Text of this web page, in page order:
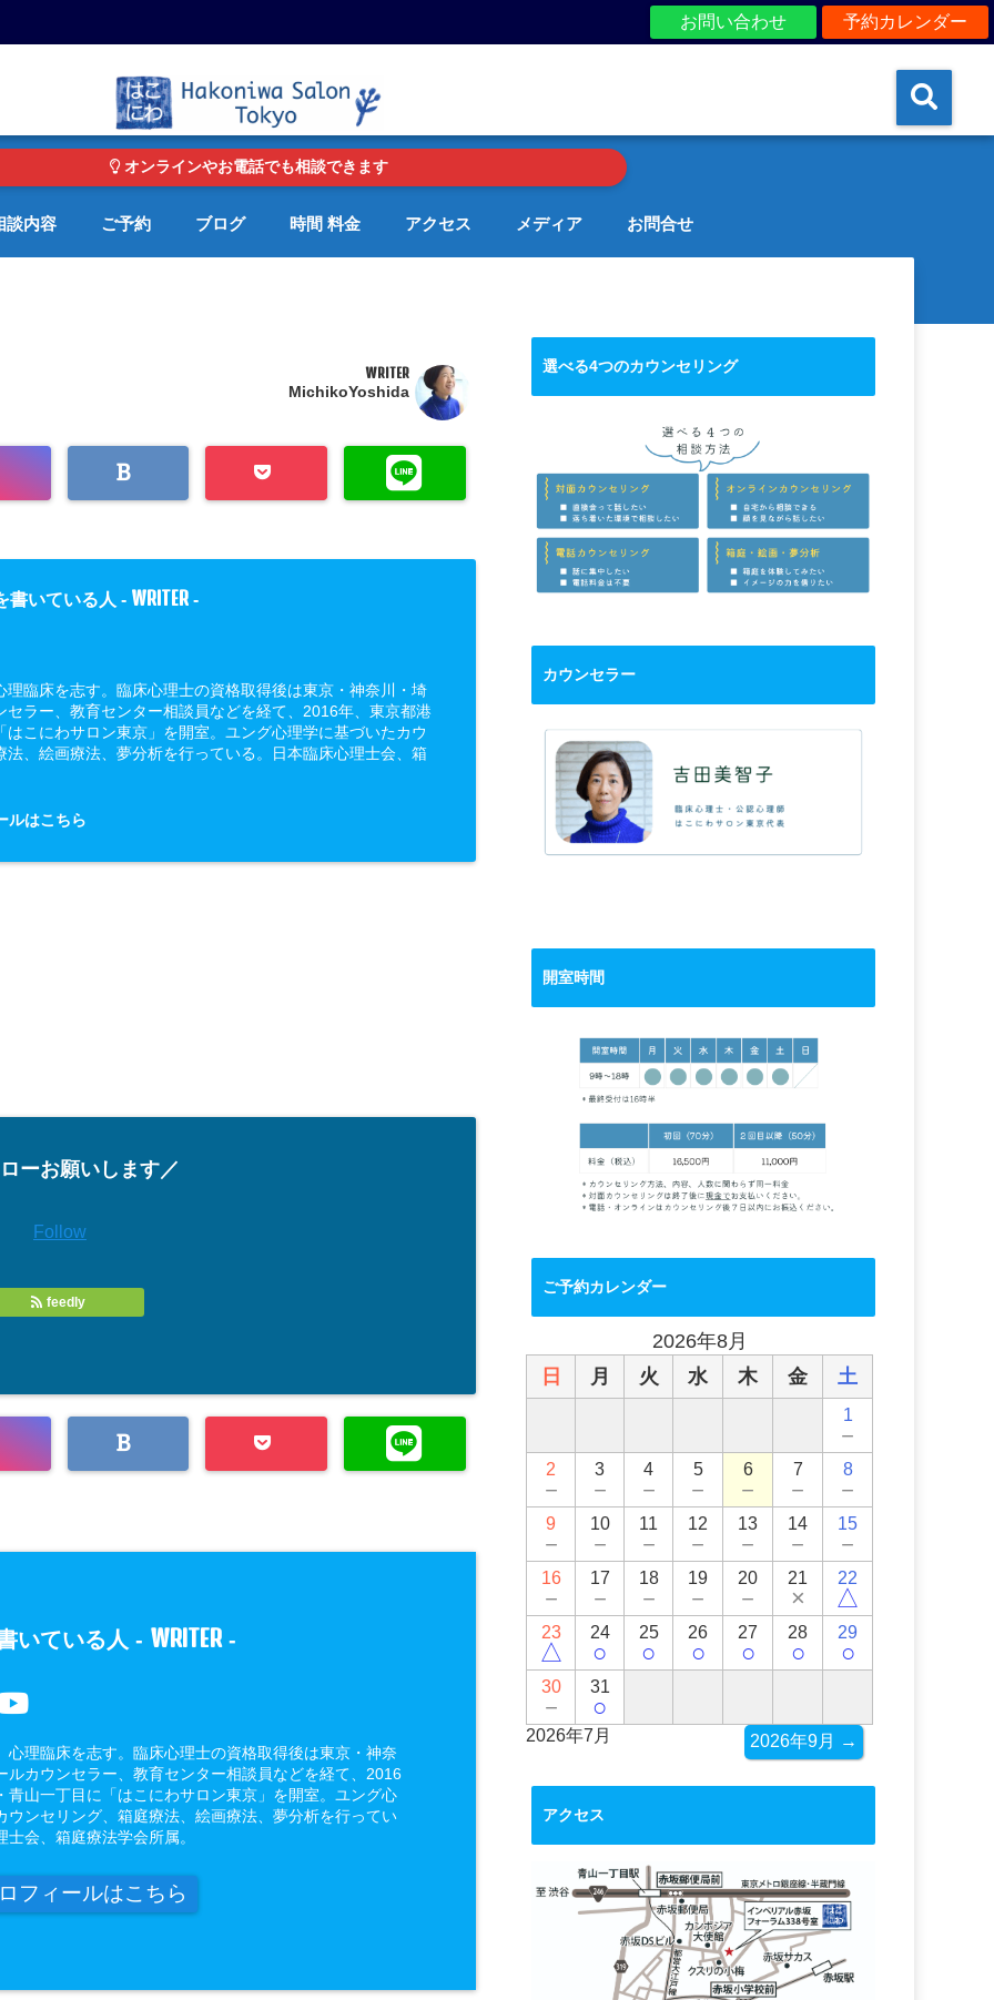
予約カレンダー
お問い合わせ
オンラインやお電話でも相談できます
談内容 ご予約 ブログ 時間 料金 アクセス メディア お問合せ
WRITER
MichikoYoshida
書いている人 - WRITER -
理臨床を志す。臨床心理士の資格取得後は東京・神奈川・埼
セラー、教育センター相談員などを経て、2016年、東京都港
はこにわサロン東京」を開室。ユング心理学に基づいたカウ
法、絵画療法、夢分析を行っている。日本臨床心理士会、箱
ルはこちら
ーお願いします／
Follow
feedly
いている人 - WRITER-
心理臨床を志す。臨床心理士の資格取得後は東京・神奈
ルカウンセラー、教育センター相談員などを経て、2016
青山一丁目に「はこにわサロン東京」を開室。ユング心
ウンセリング、箱庭療法、絵画療法、夢分析を行ってい
士会、箱庭療法学会所属。
フィールはこちら
選べる4つのカウンセリング
カウンセラー
開室時間
ご予約カレンダー
2026年8月
日
月 火 水 木 金 土
1
－
2
－
3
－
4
－
5
－
6
－
7
－
8
－
9
－
10
－
11
－
12
－
13
－
14
－
15
－
16
－
17
－
18
－
19
－
20
－
21
×
22
△
23
△
24
○
25
○
26
○
27
○
28
○
29
○
30
－
31
○
2026年7月 2026年9月 →
アクセス